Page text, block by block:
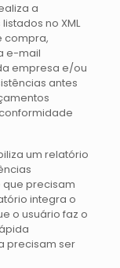
a
no XML
compra,
e-mail
empresa e/ou
antes
um relatório
precisam
integra o
o usuário faz o
precisam ser